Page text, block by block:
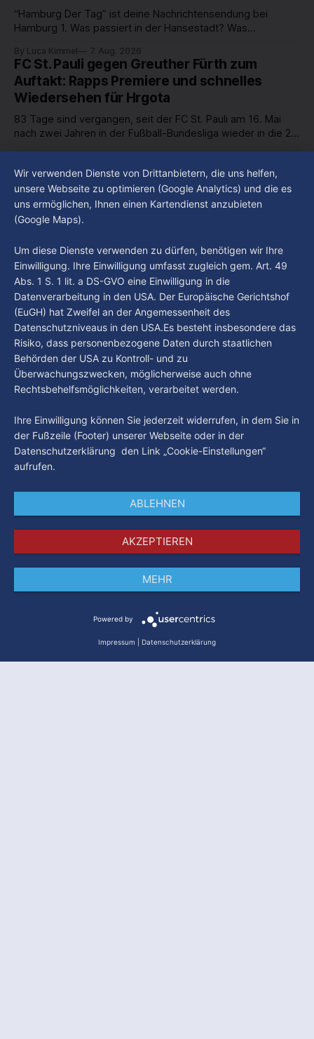
“Hamburg Der Tag” ist deine Nachrichtensendung bei
Hamburg 1. Was passiert in der Hansestadt? Was
in unserer Stadt an? Fragen, die von Montag bis Freitag LIVE
um 18 Uhr beantwortet werden - auf YouTube und im TV.
By Luca Kimmel 7. Aug. 2026
FC St. Pauli gegen Greuther Fürth zum
Auftakt: Rapps Premiere und schnelles
Wiedersehen für Hrgota
83 Tage sind vergangen, seit der FC St. Pauli am 16. Mai
nach zwei Jahren in der Fußball-Bundesliga wieder in die 2.
haben den Kiezclub verlassen. Dafür kamen in den letzten
Wochen einige
Im Gespräch mit Christian Pothe - Heute zu
Gast: Götz Tintelnot
By Luca Kimmel 6. Aug. 2026
Nissi's Kunstwelt - Folge 18
By Luca Kimmel 6. Aug. 2026
Datenschutz
Wir verwenden Dienste von Drittanbietern, die uns helfen,
unsere Webseite zu optimieren (Google Analytics) und die es
uns ermöglichen, Ihnen einen Kartendienst anzubieten
(Google Maps).
Um diese Dienste verwenden zu dürfen, benötigen wir Ihre
Einwilligung. Ihre Einwilligung umfasst zugleich gem. Art. 49
Abs. 1 S. 1 lit. a DS-GVO eine Einwilligung in die
Datenverarbeitung in den USA. Der Europäische Gerichtshof
(EuGH) hat Zweifel an der Angemessenheit des
Datenschutzniveaus in den USA.Es besteht insbesondere das
Risiko, dass personenbezogene Daten durch staatlichen
Behörden der USA zu Kontroll- und zu
Überwachungszwecken, möglicherweise auch ohne
Rechtsbehelfsmöglichkeiten, verarbeitet werden.
Ihre Einwilligung können Sie jederzeit widerrufen, in dem Sie in
der Fußzeile (Footer) unserer Webseite oder in der
Datenschutzerklärung den Link „Cookie-Einstellungen“
aufrufen.
ABLEHNEN
AKZEPTIEREN
MEHR
Powered by
Impressum Datenschutzerklärung